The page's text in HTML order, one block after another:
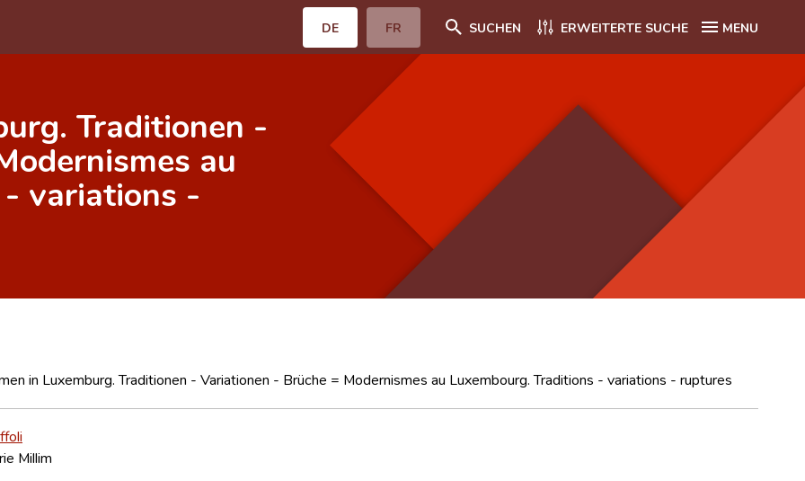
DE FR SUCHEN ERWEITERTE SUCHE MENU
Traditionen -
au
variations -
in Luxemburg. Traditionen - Variationen - Brüche = Modernismes au Luxembourg. Traditions - variations - ruptures
Millim